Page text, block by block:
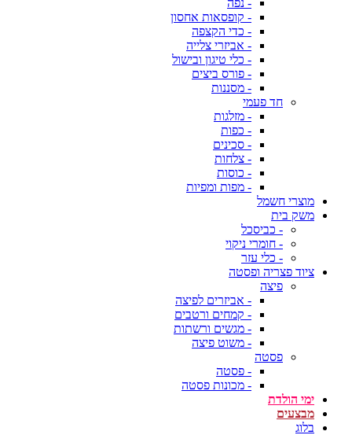
- נפה
- קופסאות אחסון
- כדי הקצפה
- אביזרי צלייה
- כלי טיגון ובישול
- פורס ביצים
- מסננות
חד פעמי
- מזלגות
- כפות
- סכינים
- צלחות
- כוסות
- מפות ומפיות
מוצרי חשמל
משק בית
- כביסכל
- חומרי ניקוי
- כלי עזר
ציוד פצריה ופסטה
פיצה
- אביזרים לפיצה
- קמחים ורטבים
- מגשים ורשתות
- משוט פיצה
פסטה
- פסטה
- מכונות פסטה
ימי הולדת
מבצעים
בלוג